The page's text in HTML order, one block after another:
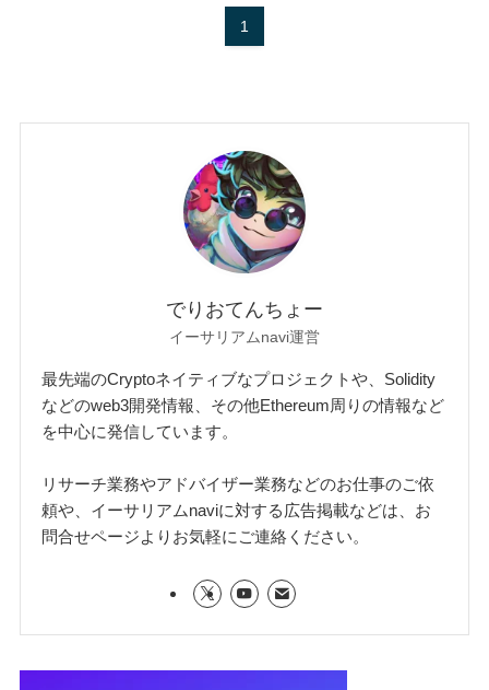
1
でりおてんちょー
イーサリアムnavi運営
最先端のCryptoネイティブなプロジェクトや、Solidity
などのweb3開発情報、その他Ethereum周りの情報など
を中心に発信しています。
リサーチ業務やアドバイザー業務などのお仕事のご依
頼や、イーサリアムnaviに対する広告掲載などは、お
問合せページよりお気軽にご連絡ください。